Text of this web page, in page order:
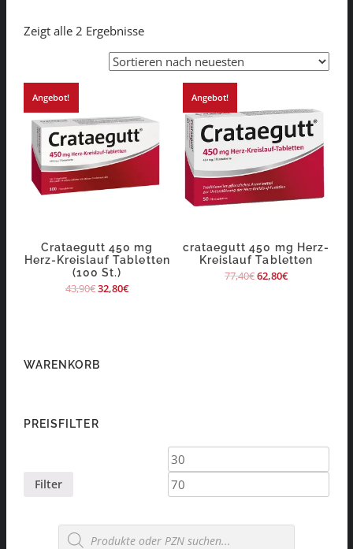
Zeigt alle 2 Ergebnisse
Angebot!
Crataegutt 450 mg
Herz-Kreislauf Tabletten
(100 St.)
43,90€32,80€
Angebot!
crataegutt 450 mg Herz-
Kreislauf Tabletten
77,40€62,80€
WARENKORB
PREISFILTER
Min.
Preis
Filter
Products
search